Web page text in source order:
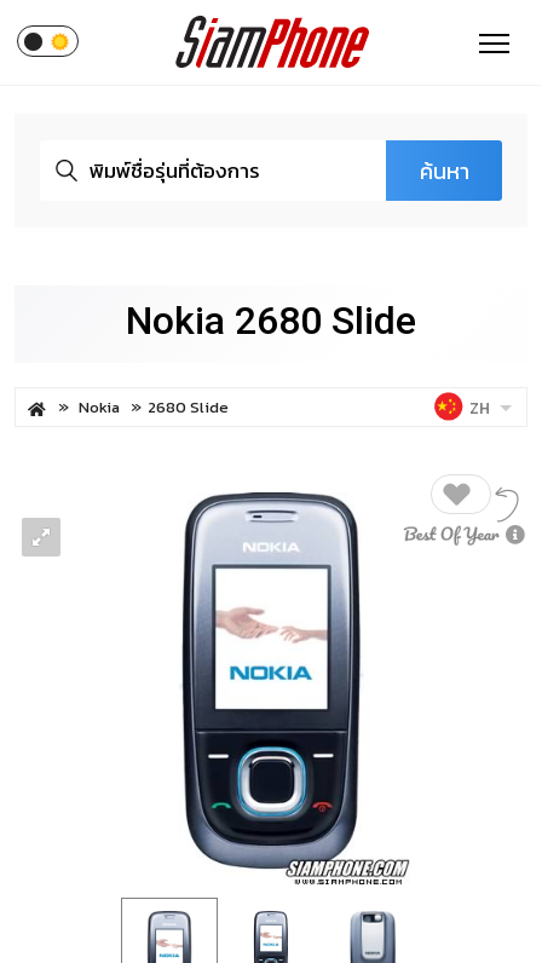
ค้นหา
Nokia 2680 Slide
Nokia 2680 Slide ZH